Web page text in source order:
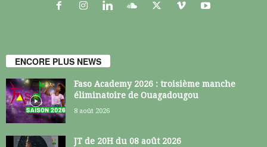
ENCORE PLUS NEWS
Faso Academy 2026 : troisième manche
éliminatoire de Ouagadougou
8 août 2026
JT de 20H du 08 août 2026